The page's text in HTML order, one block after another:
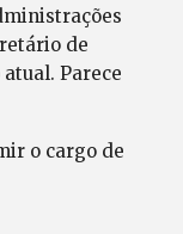
de
Parece
o cargo de